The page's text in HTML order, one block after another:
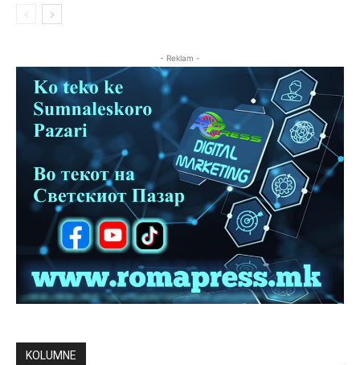
- Reklam -
KOLUMNE